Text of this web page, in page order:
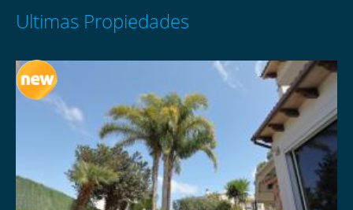
Ultimas Propiedades